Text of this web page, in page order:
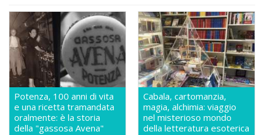
Potenza, 100 anni di vita
e una ricetta tramandata
oralmente: è la storia
della "gassosa Avena"
Cabala, cartomanzia,
magia, alchimia: viaggio
nel misterioso mondo
della letteratura esoterica